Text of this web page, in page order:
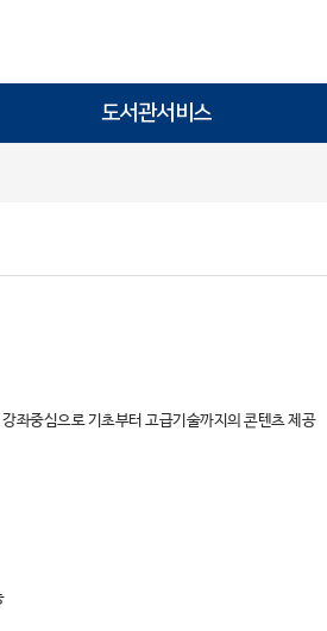
도서관서비스
좌중심으로 기초부터 고급기술까지의 콘텐츠 제공